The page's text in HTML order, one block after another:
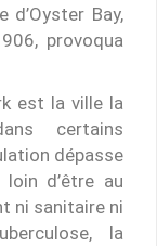
Bay,
provoqua
est la ville la
certains
dépasse
d’être au
ni sanitaire ni
la